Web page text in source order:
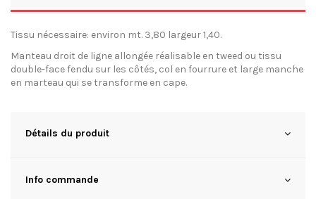
Tissu nécessaire: environ mt. 3,80 largeur 1,40.
Manteau droit de ligne allongée réalisable en tweed ou tissu
double-face fendu sur les côtés, col en fourrure et large manche
en marteau qui se transforme en cape.
Détails du produit
Info commande